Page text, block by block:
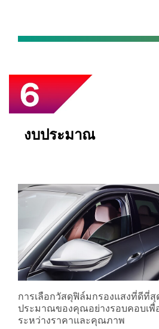
งบประมาณ
การเลือกวัสดุฟิล์มกรองแสงที่ดีที่
ประมาณของคุณอย่างรอบคอบเ
ระหว่างราคาและคุณภาพ